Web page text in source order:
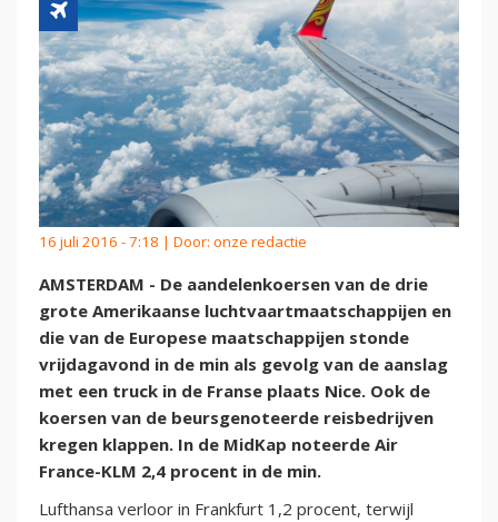
16 juli 2016 - 7:18 | Door: onze redactie
AMSTERDAM - De aandelenkoersen van de drie
grote Amerikaanse luchtvaartmaatschappijen en
die van de Europese maatschappijen stonde
vrijdagavond in de min als gevolg van de aanslag
met een truck in de Franse plaats Nice. Ook de
koersen van de beursgenoteerde reisbedrijven
kregen klappen. In de MidKap noteerde Air
France-KLM 2,4 procent in de min.
Lufthansa verloor in Frankfurt 1,2 procent, terwijl